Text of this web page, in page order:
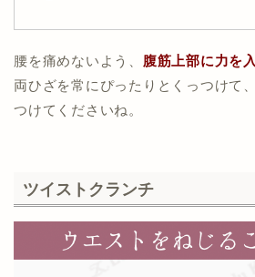
腰を痛めないよう、 腹筋上部に力を
両ひざを常にぴったりとくっつけて
つけてくださいね。
ツイストクランチ